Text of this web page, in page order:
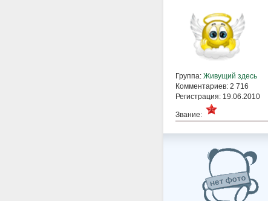
Группа: Живущий здесь
Комментариев: 2 716
Регистрация: 19.06.2010
Звание: